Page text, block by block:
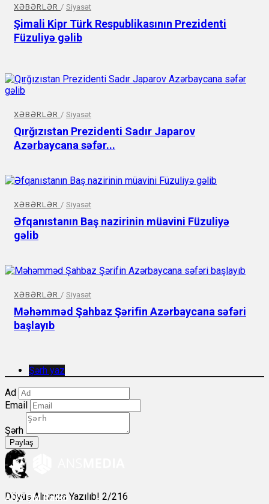
XƏBƏRLƏR / Siyasət
Şimali Kipr Türk Respublikasının Prezidenti
Füzuliyə gəlib
XƏBƏRLƏR / Siyasət
Qırğızıstan Prezidenti Sadır Japarov
Azərbaycana səfər...
XƏBƏRLƏR / Siyasət
Əfqanıstanın Baş nazirinin müavini Füzuliyə
gəlib
XƏBƏRLƏR / Siyasət
Məhəmməd Şahbaz Şərifin Azərbaycana səfəri
başlayıb
Şərh yaz
Ad
Email
Şərh
Paylaş
Döyüş Alnınıza Yazılıb! 2/216
ANSÇM Radio